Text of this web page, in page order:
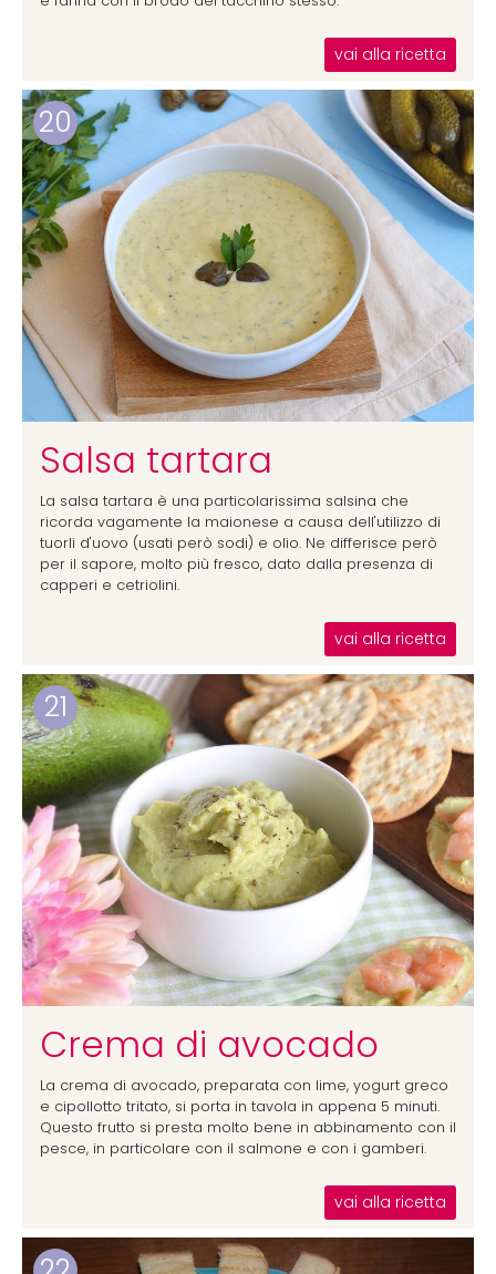
vai alla ricetta
20
Salsa tartara
La salsa tartara è una particolarissima salsina che
ricorda vagamente la maionese a causa dell'utilizzo di
tuorli d'uovo (usati però sodi) e olio. Ne differisce però
per il sapore, molto più fresco, dato dalla presenza di
capperi e cetriolini.
vai alla ricetta
21
Crema di avocado
La crema di avocado, preparata con lime, yogurt greco
e cipollotto tritato, si porta in tavola in appena 5 minuti.
Questo frutto si presta molto bene in abbinamento con il
pesce, in particolare con il salmone e con i gamberi.
vai alla ricetta